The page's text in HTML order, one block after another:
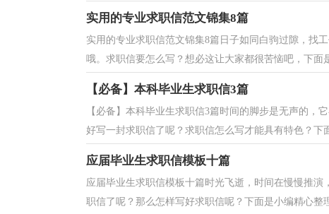
实用的专业求职信范文锦集8篇
实用的专业求职信范文锦集8篇日子如同白驹过隙，找
哦。求职信要怎么写？想必这让大家都很苦恼吧，下面
【必备】本科毕业生求职信3篇
【必备】本科毕业生求职信3篇时间的脚步是无声的，
好写一封求职信了呢？求职信怎么写才能具有特色？下
应届毕业生求职信模板十篇
应届毕业生求职信模板十篇时光飞逝，时间在慢慢推
职信了呢？那么怎样写好求职信呢？下面是小编精心整